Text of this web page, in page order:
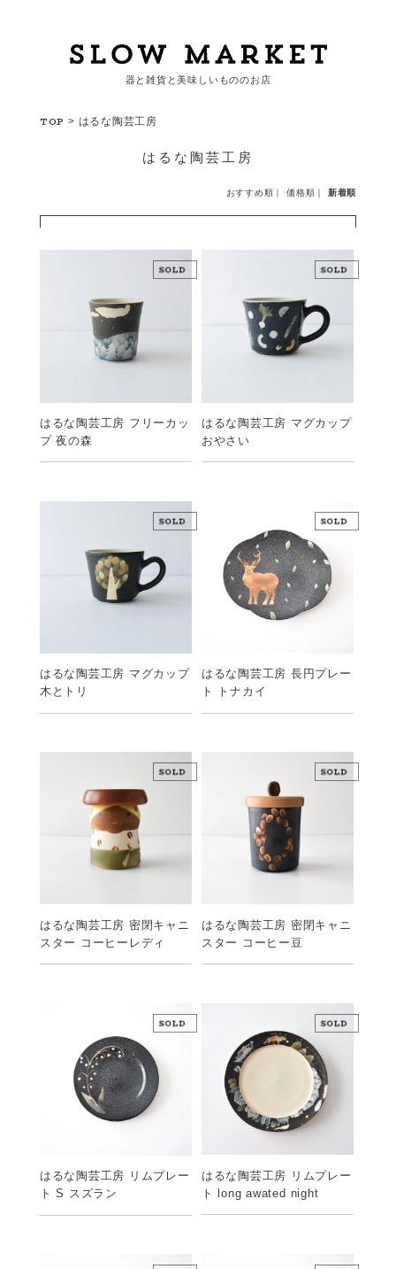
カートを見る
カテゴリーから探す
ログイン
お問い合わせ
器と雑貨と美味しいもののお店
TOP > はるな陶芸工房
はるな陶芸工房
おすすめ順 ｜価格順 ｜ 新着順
はるな陶芸工房 フリーカッ
プ 夜の森
はるな陶芸工房 マグカップ
おやさい
はるな陶芸工房 マグカップ
木とトリ
はるな陶芸工房 長円プレー
ト トナカイ
はるな陶芸工房 密閉キャニ
スター コーヒーレディ
はるな陶芸工房 密閉キャニ
スター コーヒー豆
はるな陶芸工房 リムプレー
ト S スズラン
はるな陶芸工房 リムプレー
ト long awated night